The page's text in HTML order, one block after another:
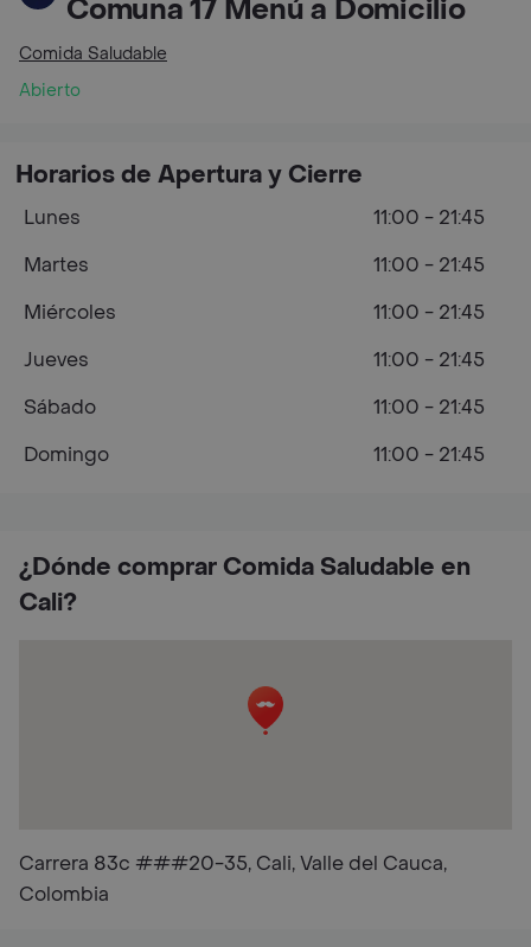
Comuna 17 Menú a Domicilio
Comida Saludable
Abierto
¿Dónde comprar Comida Saludable en
Cali?
Carrera 83c ###20-35, Cali, Valle del Cauca,
Colombia
Horarios de Apertura y Cierre
Lunes
11:00 - 21:45
Martes
11:00 - 21:45
Miércoles
11:00 - 21:45
Jueves
11:00 - 21:45
Sábado
11:00 - 21:45
Domingo
11:00 - 21:45